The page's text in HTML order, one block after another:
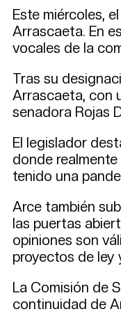
Este miércoles,
Arrascaeta. En
vocales de la
Tras su
Arrascaeta, con
senadora Rojas
El legislador
donde
tenido una
Arce también
las puertas
opiniones son
proyectos de ley
La Comisión de
continuidad de